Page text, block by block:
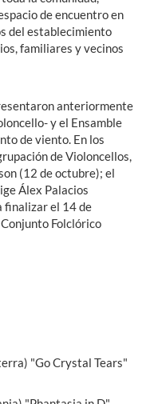
de encuentro en
del establecimiento
familiares y vecinos
anteriormente
y el Ensamble
de viento. En los
de Violoncellos,
(12 de octubre); el
Álex Palacios
finalizar el 14 de
Folclórico
"Go Crystal Tears"